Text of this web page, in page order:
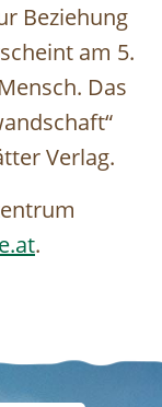
Beziehung
am 5.
Das
Verlag.
.